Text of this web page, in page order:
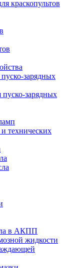
краскопультов
зарядных
пуско-зарядных
технических
в АКПП
жидкости